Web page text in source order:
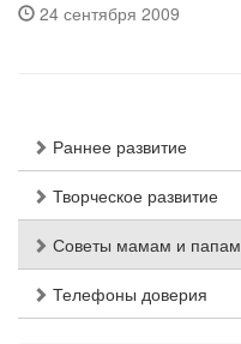
24 сентября 2009
Раннее развитие
Творческое развитие
Советы мамам и папам
Телефоны доверия